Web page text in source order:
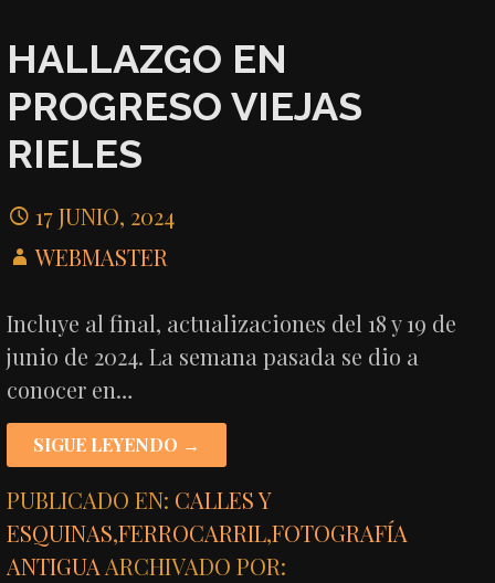
HALLAZGO EN
PROGRESO VIEJAS
RIELES
17 JUNIO, 2024
WEBMASTER
Incluye al final, actualizaciones del 18 y 19 de
junio de 2024. La semana pasada se dio a
conocer en…
SIGUE LEYENDO →
PUBLICADO EN: CALLES Y
ESQUINAS,FERROCARRIL,FOTOGRAFÍA
ANTIGUA ARCHIVADO POR: